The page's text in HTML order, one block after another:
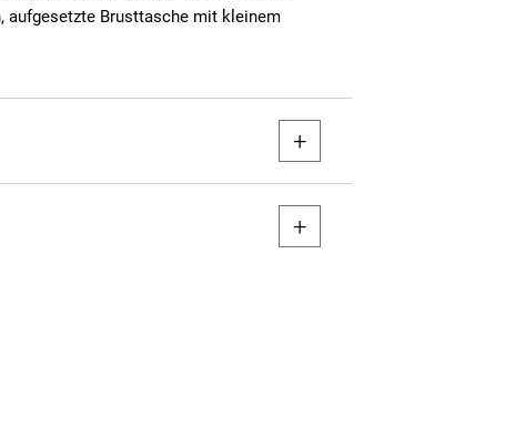
aufgesetzte Brusttasche mit kleinem